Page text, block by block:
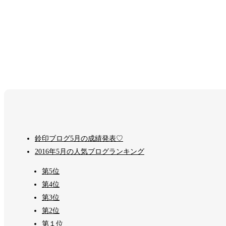
鈴印ブログ5月の成績発表♡
2016年5月の人気ブログランキング
第5位
第4位
第3位
第2位
第１位